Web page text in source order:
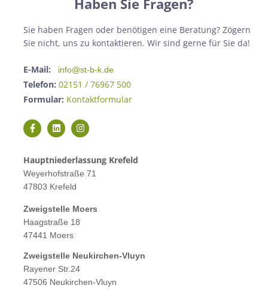
Sie haben Fragen oder benötigen eine Beratung? Zögern
Sie nicht, uns zu kontaktieren. Wir sind gerne für Sie da!
E-Mail: info@st-b-k.de
Telefon: 02151 / 76967 500
Formular: Kontaktformular
Hauptniederlassung Krefeld
Weyerhofstraße 71
47803 Krefeld
Zweigstelle Moers
Haagstraße 18
47441 Moers
Zweigstelle Neukirchen-Vluyn
Rayener Str.24
47506 Neukirchen-Vluyn